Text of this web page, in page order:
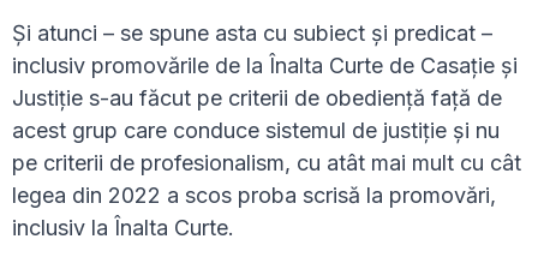
Și atunci – se spune asta cu subiect și predicat –
inclusiv promovările de la Înalta Curte de Casație și
Justiție s-au făcut pe criterii de obediență față de
acest grup care conduce sistemul de justiție și nu
pe criterii de profesionalism, cu atât mai mult cu cât
legea din 2022 a scos proba scrisă la promovări,
inclusiv la Înalta Curte.